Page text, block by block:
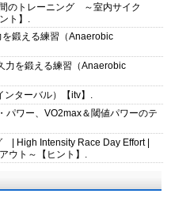
のトレーニング ～室内サイク
ト】.
鍛える練習（Anaerobic
を鍛える練習（Anaerobic
ターバル）【itv】.
ワー、VO2max＆閾値パワーのテ
| High Intensity Race Day Effort |
ウト～【ヒント】.